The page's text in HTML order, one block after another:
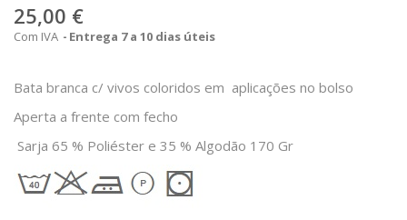
25,00 €
Com IVA Entrega 7 a 10 dias úteis
Bata branca c/ vivos coloridos em aplicações no bolso
Aperta a frente com fecho
Sarja 65 % Poliéster e 35 % Algodão 170 Gr